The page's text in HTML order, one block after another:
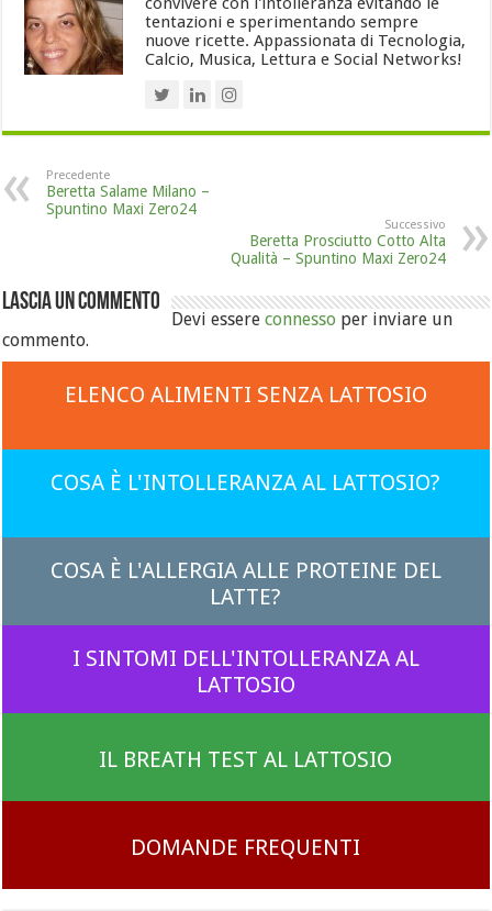
tentazioni e sperimentando sempre
nuove ricette. Appassionata di Tecnologia,
Calcio, Musica, Lettura e Social Networks!
Precedente
Beretta Salame Milano –
Spuntino Maxi Zero24
Successivo
Beretta Prosciutto Cotto Alta
Qualità – Spuntino Maxi Zero24
Lascia un commento
Devi essereconnesso per inviare un
commento.
ELENCO ALIMENTI SENZA LATTOSIO
COSA È L'INTOLLERANZA AL LATTOSIO?
COSA È L'ALLERGIA ALLE PROTEINE DEL
LATTE?
I SINTOMI DELL'INTOLLERANZA AL
LATTOSIO
IL BREATH TEST AL LATTOSIO
DOMANDE FREQUENTI